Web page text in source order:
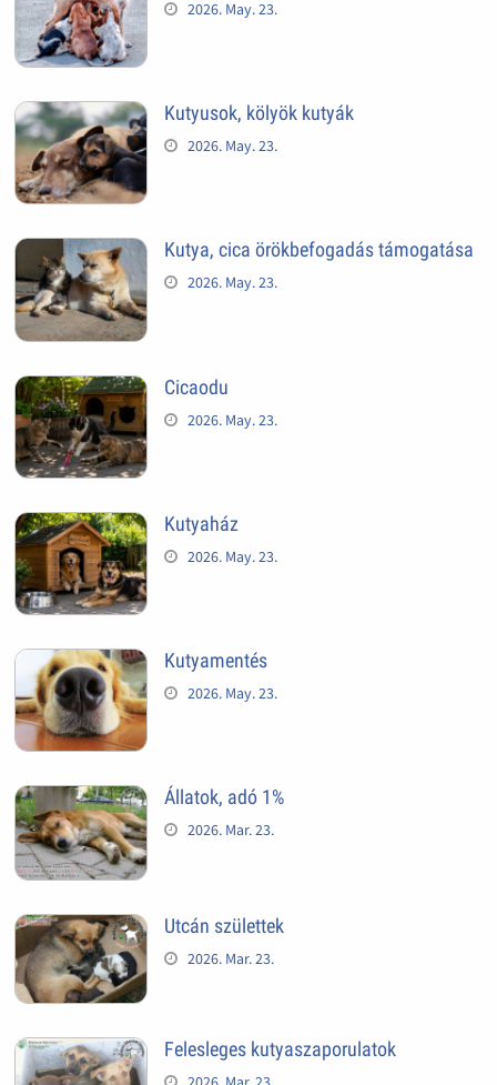
2026. May. 23.
Kutyusok, kölyök kutyák
2026. May. 23.
Kutya, cica örökbefogadás támogatása
2026. May. 23.
Cicaodu
2026. May. 23.
Kutyaház
2026. May. 23.
Kutyamentés
2026. May. 23.
Állatok, adó 1%
2026. Mar. 23.
Utcán születtek
2026. Mar. 23.
Felesleges kutyaszaporulatok